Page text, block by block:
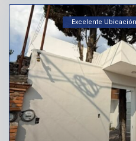
Excelente Ubicación